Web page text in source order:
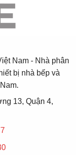
Nam - Nhà phân
bị nhà bếp và
13, Quận 4,